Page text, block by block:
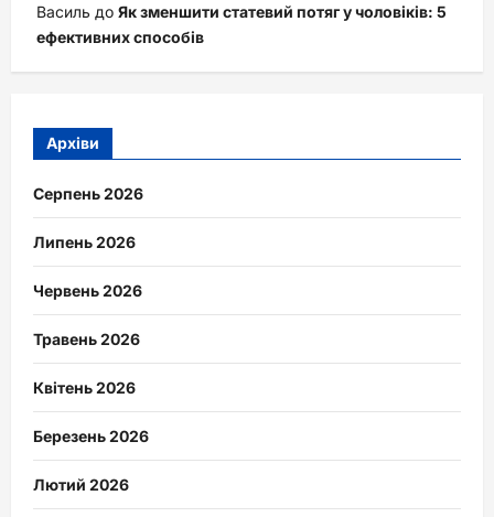
Василь до Як зменшити статевий потяг у чоловіків: 5
ефективних способів
Архіви
Серпень 2026
Липень 2026
Червень 2026
Травень 2026
Квітень 2026
Березень 2026
Лютий 2026